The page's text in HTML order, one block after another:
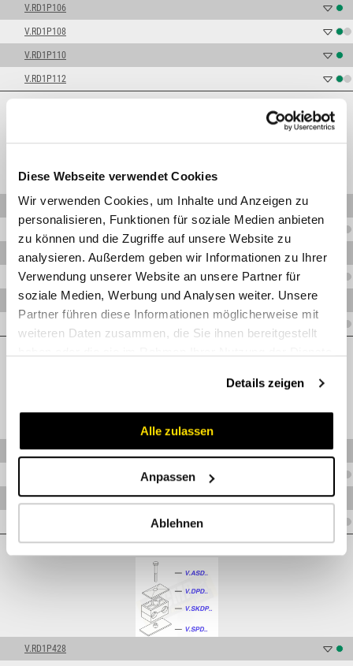
Diese Webseite verwendet Cookies
Wir verwenden Cookies, um Inhalte und Anzeigen zu
personalisieren, Funktionen für soziale Medien anbieten
zu können und die Zugriffe auf unsere Website zu
analysieren. Außerdem geben wir Informationen zu Ihrer
Verwendung unserer Website an unsere Partner für
soziale Medien, Werbung und Analysen weiter. Unsere
Partner führen diese Informationen möglicherweise mit
weiteren Daten zusammen, die Sie ihnen bereitgestellt
Details zeigen
Alle zulassen
Anpassen
Ablehnen
V.RD1P106
V.RD1P108
V.RD1P110
V.RD1P112
V.RD1P212,7
V.RD1P215
V.RD1P216
V.RD1P217
V.RD1P320
V.RD1P322
V.RD1P428